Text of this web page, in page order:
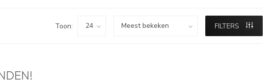
Toon: FILTERS